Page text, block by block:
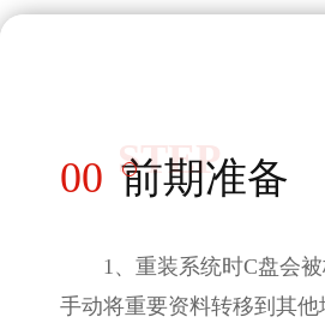
STEP
00 前期准备
1、重装系统时C盘会
手动将重要资料转移到其他